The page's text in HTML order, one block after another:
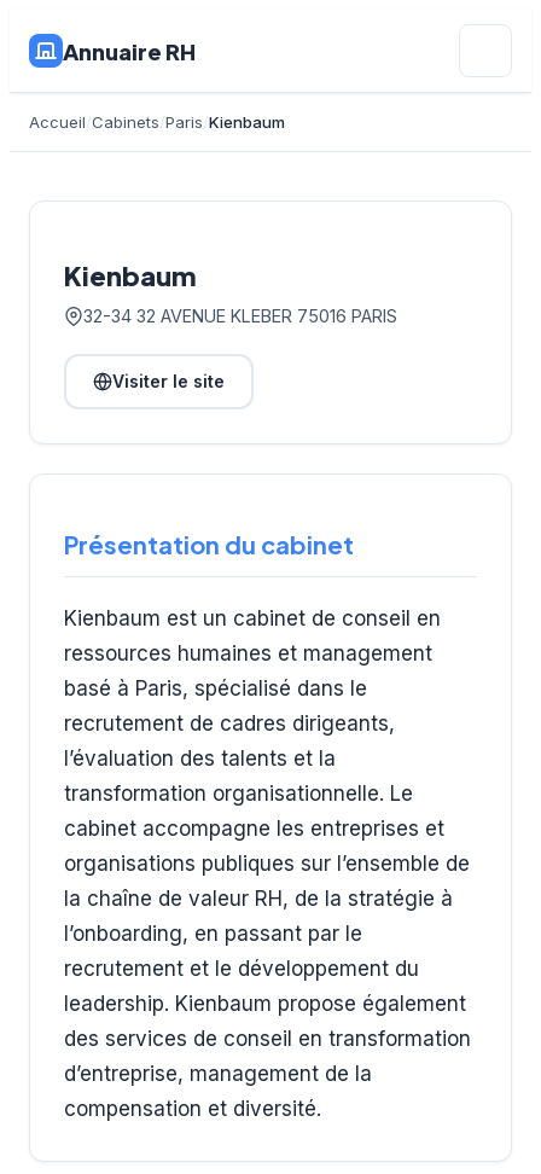
Annuaire RH
Accueil Cabinets Paris Kienbaum
Kienbaum
32-34 32 AVENUE KLEBER 75016 PARIS
Visiter le site
Présentation du cabinet
Kienbaum est un cabinet de conseil en
ressources humaines et management
basé à Paris, spécialisé dans le
recrutement de cadres dirigeants,
l’évaluation des talents et la
transformation organisationnelle. Le
cabinet accompagne les entreprises et
organisations publiques sur l’ensemble de
la chaîne de valeur RH, de la stratégie à
l’onboarding, en passant par le
recrutement et le développement du
leadership. Kienbaum propose également
des services de conseil en transformation
d’entreprise, management de la
compensation et diversité.